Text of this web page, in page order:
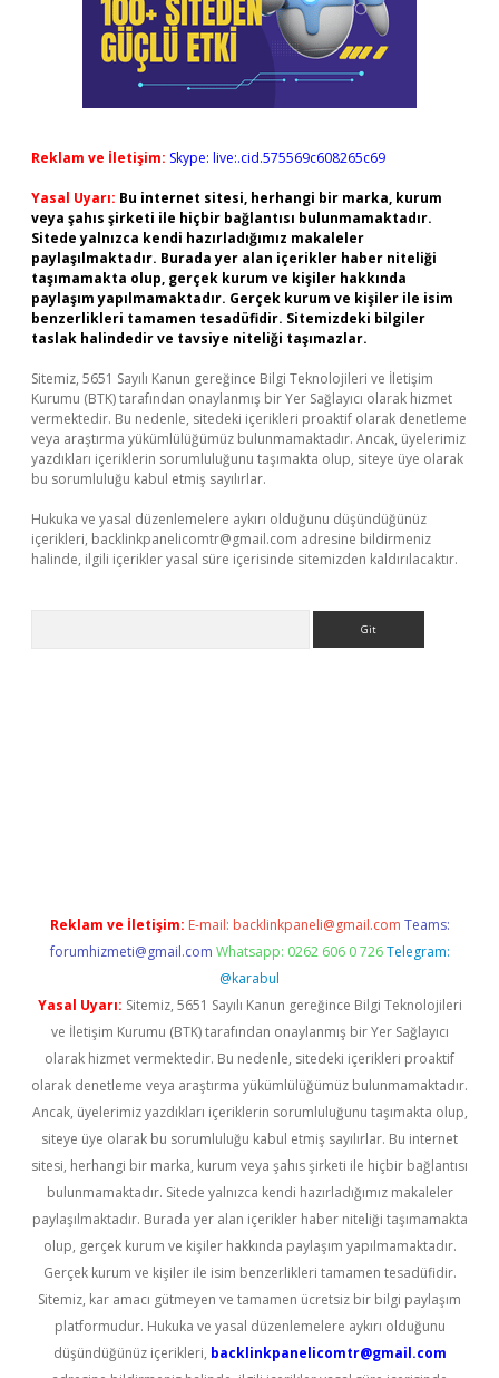
Reklam ve İletişim: Skype: live:.cid.575569c608265c69
Yasal Uyarı: Bu internet sitesi, herhangi bir marka, kurum
veya şahıs şirketi ile hiçbir bağlantısı bulunmamaktadır.
Sitede yalnızca kendi hazırladığımız makaleler
paylaşılmaktadır. Burada yer alan içerikler haber niteliği
taşımamakta olup, gerçek kurum ve kişiler hakkında
paylaşım yapılmamaktadır. Gerçek kurum ve kişiler ile isim
benzerlikleri tamamen tesadüfidir. Sitemizdeki bilgiler
taslak halindedir ve tavsiye niteliği taşımazlar.
Sitemiz, 5651 Sayılı Kanun gereğince Bilgi Teknolojileri ve İletişim
Kurumu (BTK) tarafından onaylanmış bir Yer Sağlayıcı olarak hizmet
vermektedir. Bu nedenle, sitedeki içerikleri proaktif olarak denetleme
veya araştırma yükümlülüğümüz bulunmamaktadır. Ancak, üyelerimiz
yazdıkları içeriklerin sorumluluğunu taşımakta olup, siteye üye olarak
bu sorumluluğu kabul etmiş sayılırlar.
Hukuka ve yasal düzenlemelere aykırı olduğunu düşündüğünüz
içerikleri, backlinkpanelicomtr@gmail.com adresine bildirmeniz
halinde, ilgili içerikler yasal süre içerisinde sitemizden kaldırılacaktır.
Reklam ve İletişim: E-mail: backlinkpaneli@gmail.com Teams:
forumhizmeti@gmail.com Whatsapp: 0262 606 0 726 Telegram:
@karabul
Yasal Uyarı: Sitemiz, 5651 Sayılı Kanun gereğince Bilgi Teknolojileri
ve İletişim Kurumu (BTK) tarafından onaylanmış bir Yer Sağlayıcı
olarak hizmet vermektedir. Bu nedenle, sitedeki içerikleri proaktif
olarak denetleme veya araştırma yükümlülüğümüz bulunmamaktadır.
Ancak, üyelerimiz yazdıkları içeriklerin sorumluluğunu taşımakta olup,
siteye üye olarak bu sorumluluğu kabul etmiş sayılırlar. Bu internet
sitesi, herhangi bir marka, kurum veya şahıs şirketi ile hiçbir bağlantısı
bulunmamaktadır. Sitede yalnızca kendi hazırladığımız makaleler
paylaşılmaktadır. Burada yer alan içerikler haber niteliği taşımamakta
olup, gerçek kurum ve kişiler hakkında paylaşım yapılmamaktadır.
Gerçek kurum ve kişiler ile isim benzerlikleri tamamen tesadüfidir.
Sitemiz, kar amacı gütmeyen ve tamamen ücretsiz bir bilgi paylaşım
platformudur. Hukuka ve yasal düzenlemelere aykırı olduğunu
düşündüğünüz içerikleri, backlinkpanelicomtr@gmail.com